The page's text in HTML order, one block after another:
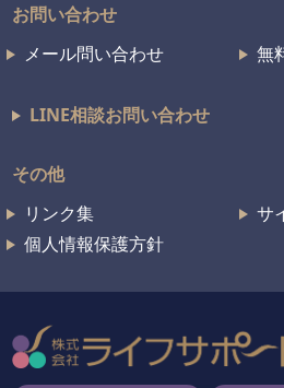
お問い合わせ
メール問い合わせ
無
LINE相談お問い合わせ
その他
リンク集
サ
個人情報保護方針